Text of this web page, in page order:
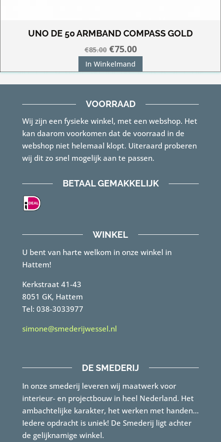
UNO DE 50 ARMBAND COMPASS GOLD
€85.00 Oorspronkelijke
prijs
was:
€85.00.
€75.00Huidige
is:
€75.00.
In Winkelmand
VOORRAAD
Wij zijn een fysieke winkel, met een webshop. Het
kan daarom voorkomen dat de voorraad in de
webshop niet helemaal klopt. Uiteraard proberen
wij dit zo snel mogelijk aan te passen.
BETAAL GEMAKKELIJK
WINKEL
U bent van harte welkom in onze winkel in
Hattem!
Kerkstraat 41-43
8051 GK, Hattem
Tel: 038-3033977
simone@smederijwessel.nl
DE SMEDERIJ
In onze smederij leveren wij maatwerk voor
interieur- en projectbouw in heel Nederland. Het
ambachtelijke karakter, het werken met handen…
Iedere opdracht is uniek! De Smederij ligt achter
de gelijknamige winkel.